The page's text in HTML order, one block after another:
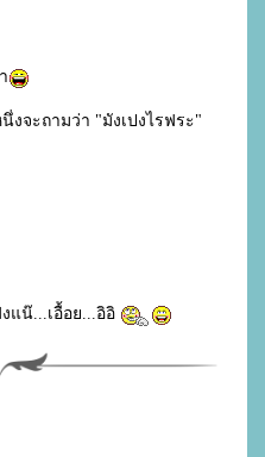
จะถามว่า "มังเปงไรฟระ"
แน๊...เอื้อย...อิอิ